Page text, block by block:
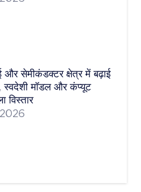
सेमीकंडक्टर क्षेत्र में बढ़ाई
स्वदेशी मॉडल और कंप्यूट
विस्तार